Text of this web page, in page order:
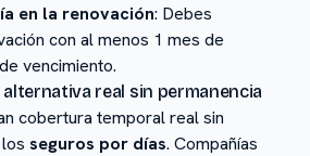
en la renovación: Debes
con al menos 1 mes de
vencimiento.
real sin permanencia
cobertura temporal real sin
seguros por días. Compañías